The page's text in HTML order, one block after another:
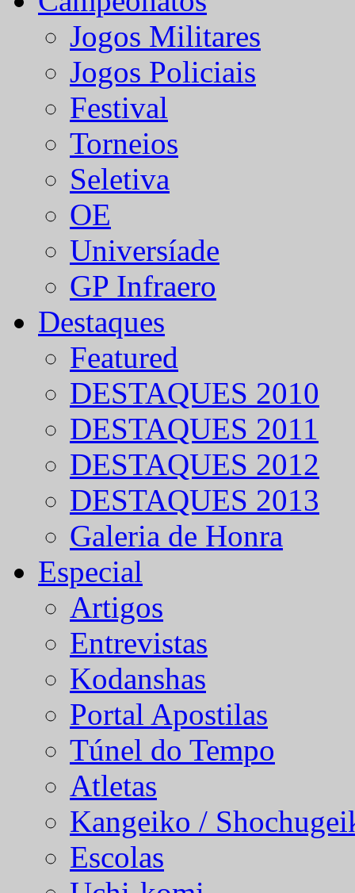
Jogos Militares
Jogos Policiais
Festival
Torneios
Seletiva
OE
Universíade
GP Infraero
Destaques
Featured
DESTAQUES 2010
DESTAQUES 2011
DESTAQUES 2012
DESTAQUES 2013
Galeria de Honra
Especial
Artigos
Entrevistas
Kodanshas
Portal Apostilas
Túnel do Tempo
Atletas
Kangeiko /
Escolas